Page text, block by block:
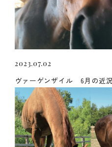
2023.07.02
ヴァーゲンザイル 6月の近